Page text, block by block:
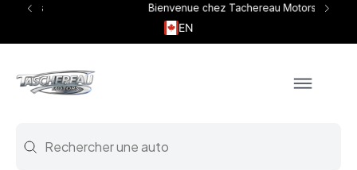
Bienvenue chez Tachereau Motors
EN